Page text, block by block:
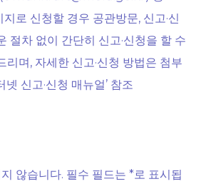
로 신청할 경우 공관방문, 신고·신
절차 없이 간단히 신고·신청을 할 수
리며, 자세한 신고·신청 방법은 첨부
신고·신청 매뉴얼’ 참조
않습니다. 필수 필드는*로 표시됩